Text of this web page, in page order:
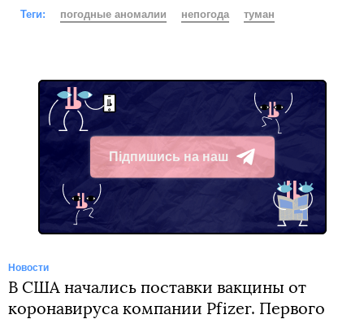
Теги: погодные аномалии непогода туман
Підпишись на наш
Telegram
Новости
В США начались поставки вакцины от
коронавируса компании Pfizer. Первого